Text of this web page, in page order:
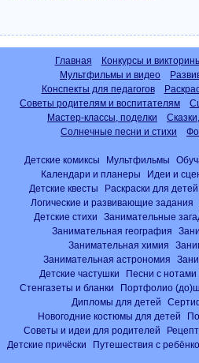
Главная Конкурсы и
Мультфильмы и видео
Конспекты для педагогов
Советы родителям и воспитателям
Мастер-классы, поделки
Солнечные песни и стихи
Детские комиксы Мультфильмы
Календари и планеры
Идеи и
Детские квесты
Раскраски для детей
Логические и развивающие задания
Детские стихи
Занимательные
Занимательная география
Занимательная химия
Занимательная астрономия
Детские частушки
Песни с нотами
Стенгазеты и бланки
Портфолио
Дипломы для детей
Новогодние костюмы для детей
Советы и идеи для родителей
Детские причёски
Путешествия с